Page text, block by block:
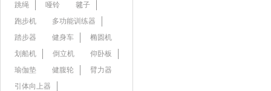
跳绳 哑铃
毽子
跑步机
多功能训练器
踏步器
健身车
椭圆机
划船机
倒立机
仰卧板
瑜伽垫
健腹轮
臂力器
引体向上器